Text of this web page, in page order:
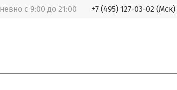
с 9:00 до 21:00 +7 (495) 127-03-02 (Мск)